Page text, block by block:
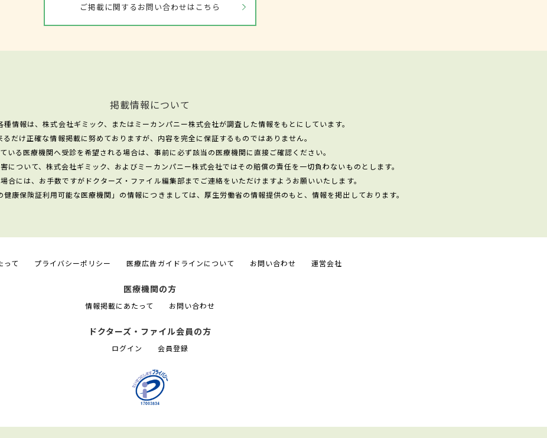
ご掲載に関するお問い合わせはこちら
掲載情報について
種情報は、株式会社ギミック、またはミーカンパニー株式会社が調査した情報をもとにしています。
るだけ正確な情報掲載に努めておりますが、内容を完全に保証するものではありません。
いる医療機関へ受診を希望される場合は、事前に必ず該当の医療機関に直接ご確認ください。
について、株式会社ギミック、およびミーカンパニー株式会社ではその賠償の責任を一切負わないものとします。
合には、お手数ですがドクターズ・ファイル編集部までご連絡をいただけますようお願いいたします。
康保険証利用可能な医療機関」の情報につきましては、厚生労働省の情報提供のもと、情報を掲出しております。
って プライバシーポリシー 医療広告ガイドラインについて お問い合わせ 運営会社
医療機関の方
情報掲載にあたって お問い合わせ
ドクターズ・ファイル会員の方
ログイン 会員登録